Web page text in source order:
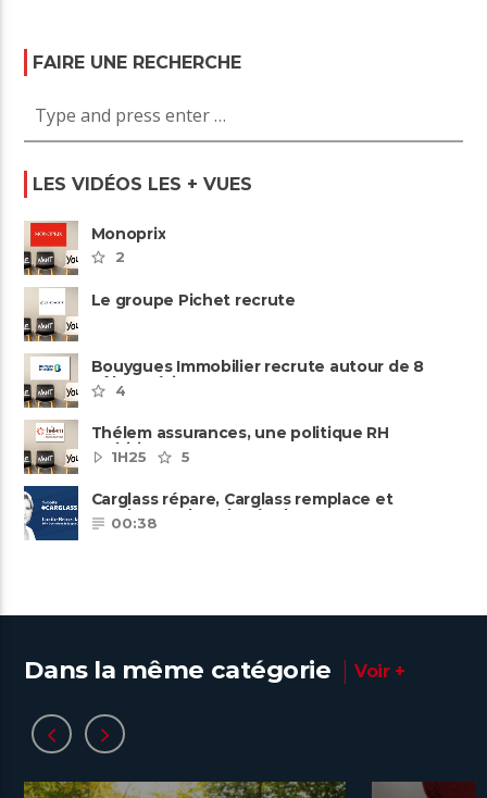
FAIRE UNE RECHERCHE
LES VIDÉOS LES + VUES
Monoprix
2
Le groupe Pichet recrute
Bouygues Immobilier recrute autour de 8
pôles métiers
4
Thélem assurances, une politique RH
ambitieuse
1H25 5
Carglass répare, Carglass remplace et
Carglass embauche également.
00:38
Dans la même catégorie Voir +